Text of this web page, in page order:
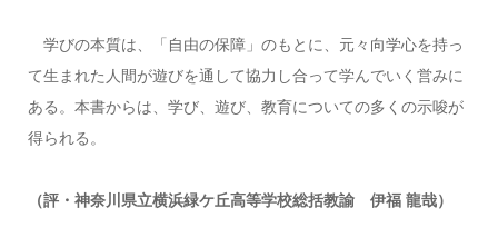
学びの本質は、「自由の保障」のもとに、元々向学心を持っ
て生まれた人間が遊びを通して協力し合って学んでいく営みに
ある。本書からは、学び、遊び、教育についての多くの示唆が
得られる。
（評・神奈川県立横浜緑ケ丘高等学校総括教諭 伊福 龍哉）